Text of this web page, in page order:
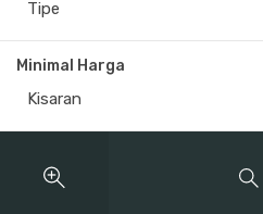
Tipe
Minimal Harga
Kisaran